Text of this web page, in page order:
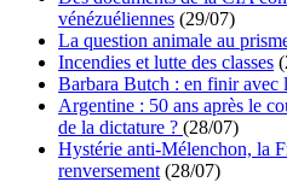
vénézuéliennes (29/07)
La question animale au
Incendies et lutte des classes
Barbara Butch : en finir avec
Argentine : 50 ans après le
de la dictature ? (28/07)
Hystérie anti-Mélenchon, la
renversement (28/07)